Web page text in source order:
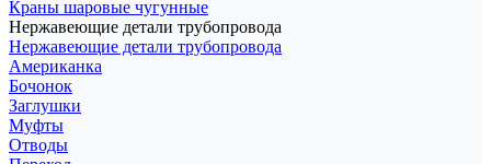
Краны шаровые чугунные
Нержавеющие детали трубопровода
Нержавеющие детали трубопровода
Американка
Бочонок
Заглушки
Муфты
Отводы